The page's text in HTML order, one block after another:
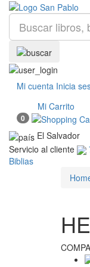
Mi cuenta Inicia
Mi Carrito
0
El Salvador
Servicio al cliente
Biblias